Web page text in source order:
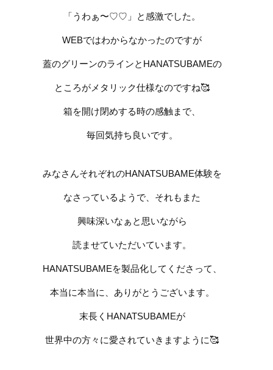
「うわぁ〜♡♡」と感激でした。
WEBではわからなかったのですが
蓋のグリーンのラインとHANATSUBAMEの
ところがメタリック仕様なのですね🥰
箱を開け閉めする時の感触まで、
毎回気持ち良いです。
みなさんそれぞれのHANATSUBAME体験を
なさっているようで、それもまた
興味深いなぁと思いながら
読ませていただいています。
HANATSUBAMEを製品化してくださって、
本当に本当に、ありがとうございます。
末長く HANATSUBAMEが
世界中の方々に愛されていきますように🥰